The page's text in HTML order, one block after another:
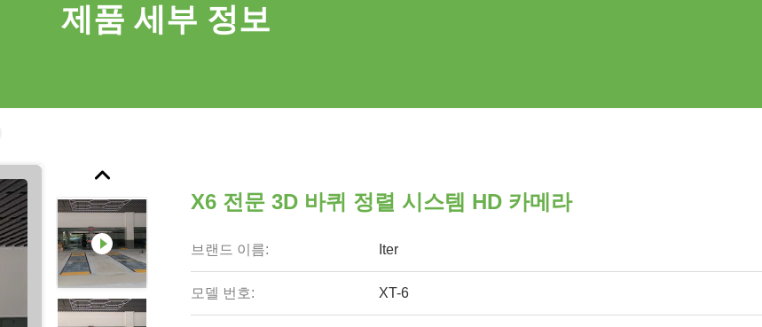
제품 세부 정보
X6 전문 3D 바퀴 정렬 시스템 HD 카메라
브랜드 이름: Iter
모델 번호: XT-6